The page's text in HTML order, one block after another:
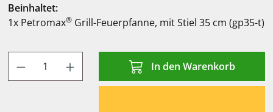
Beinhaltet:
1x Petromax® Grill-Feuerpfanne, mit Stiel 35 cm (gp35-t)
Produkt Anzahl: Gib den gewünschten
In den Warenkorb